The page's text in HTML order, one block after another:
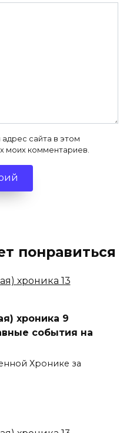
сайта в этом
моих комментариев.
понравиться
хроника 9
события на
Хронике за